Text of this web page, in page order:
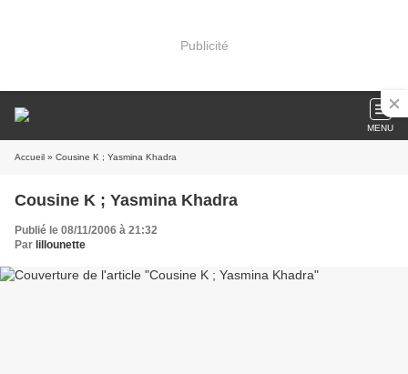
Publicité
MENU
Accueil » Cousine K ; Yasmina Khadra
Cousine K ; Yasmina Khadra
Publié le 08/11/2006 à 21:32
Par lillounette